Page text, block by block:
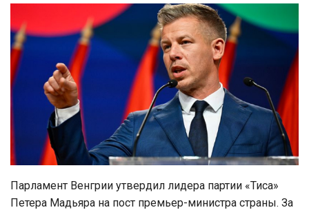
Парламент Венгрии утвердил лидера партии «Тиса»
Петера Мадьяра на пост премьер-министра страны. За